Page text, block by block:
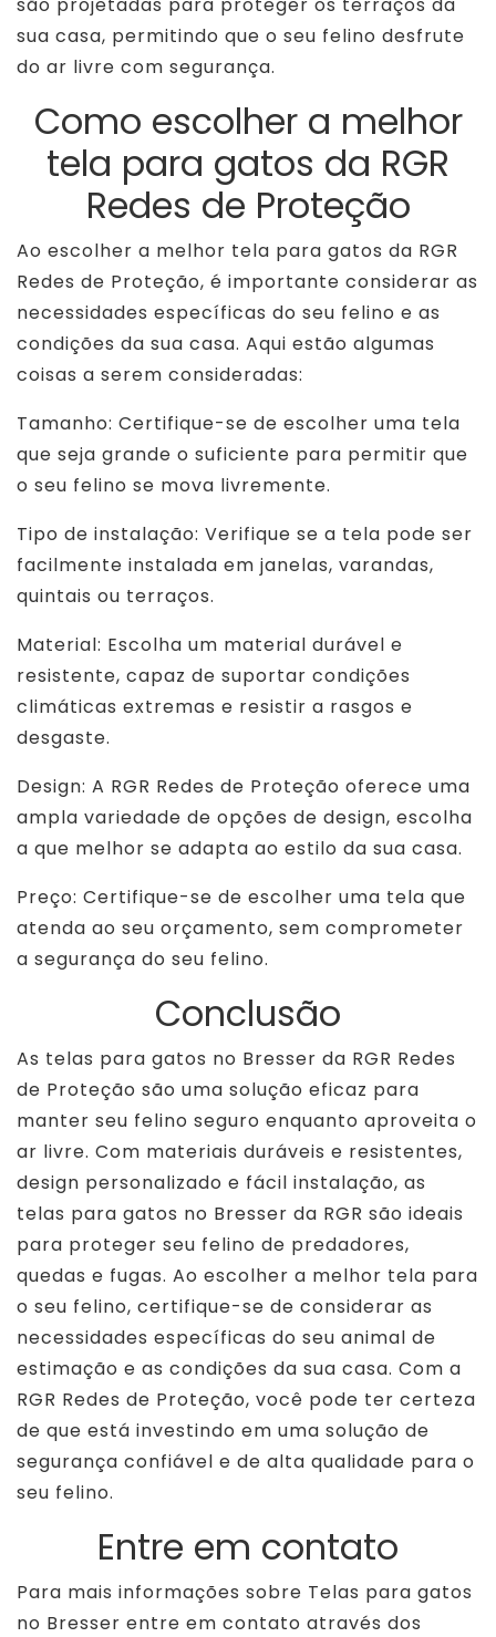
sua casa, permitindo que o seu felino desfrute
do ar livre com segurança.
Como escolher a melhor
tela para gatos da RGR
Redes de Proteção
Ao escolher a melhor tela para gatos da RGR
Redes de Proteção, é importante considerar as
necessidades específicas do seu felino e as
condições da sua casa. Aqui estão algumas
coisas a serem consideradas:
Tamanho: Certifique-se de escolher uma tela
que seja grande o suficiente para permitir que
o seu felino se mova livremente.
Tipo de instalação: Verifique se a tela pode ser
facilmente instalada em janelas, varandas,
quintais ou terraços.
Material: Escolha um material durável e
resistente, capaz de suportar condições
climáticas extremas e resistir a rasgos e
desgaste.
Design: A RGR Redes de Proteção oferece uma
ampla variedade de opções de design, escolha
a que melhor se adapta ao estilo da sua casa.
Preço: Certifique-se de escolher uma tela que
atenda ao seu orçamento, sem comprometer
a segurança do seu felino.
Conclusão
As telas para gatos no Bresser da RGR Redes
de Proteção são uma solução eficaz para
manter seu felino seguro enquanto aproveita o
ar livre. Com materiais duráveis e resistentes,
design personalizado e fácil instalação, as
telas para gatos no Bresser da RGR são ideais
para proteger seu felino de predadores,
quedas e fugas. Ao escolher a melhor tela para
o seu felino, certifique-se de considerar as
necessidades específicas do seu animal de
estimação e as condições da sua casa. Com a
RGR Redes de Proteção, você pode ter certeza
de que está investindo em uma solução de
segurança confiável e de alta qualidade para o
seu felino.
Entre em contato
Para mais informações sobre Telas para gatos
no Bresser entre em contato através dos